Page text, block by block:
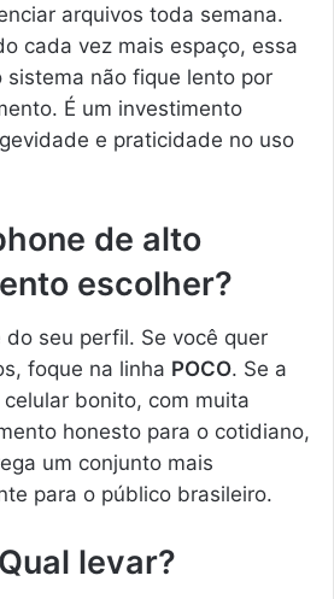
arquivos toda semana.
cada vez mais espaço, essa
sistema não fique lento por
É um investimento
e praticidade no uso
de alto
escolher?
seu perfil. Se você quer
foque na linha POCO. Se a
bonito, com muita
honesto para o cotidiano,
um conjunto mais
para o público brasileiro.
levar?